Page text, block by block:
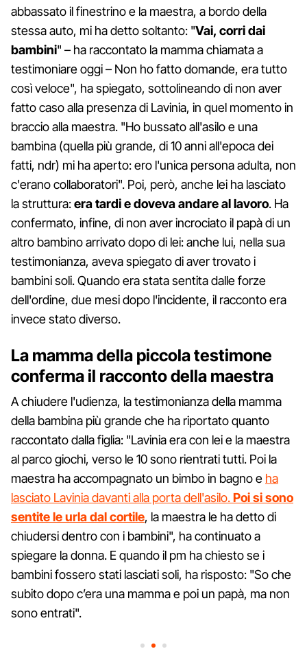
abbassato il finestrino e la maestra, a bordo della
stessa auto, mi ha detto soltanto: "Vai, corri dai
bambini" – ha raccontato la mamma chiamata a
testimoniare oggi – Non ho fatto domande, era tutto
così veloce", ha spiegato, sottolineando di non aver
fatto caso alla presenza di Lavinia, in quel momento in
braccio alla maestra. "Ho bussato all'asilo e una
bambina (quella più grande, di 10 anni all'epoca dei
fatti, ndr) mi ha aperto: ero l'unica persona adulta, non
c'erano collaboratori". Poi, però, anche lei ha lasciato
la struttura:era tardi e doveva andare al lavoro. Ha
confermato, infine, di non aver incrociato il papà di un
altro bambino arrivato dopo di lei: anche lui, nella sua
testimonianza, aveva spiegato di aver trovato i
bambini soli. Quando era stata sentita dalle forze
dell'ordine, due mesi dopo l'incidente, il racconto era
invece stato diverso.
La mamma della piccola testimone
conferma il racconto della maestra
A chiudere l'udienza, la testimonianza della mamma
della bambina più grande che ha riportato quanto
raccontato dalla figlia: "Lavinia era con lei e la maestra
al parco giochi, verso le 10 sono rientrati tutti. Poi la
maestra ha accompagnato un bimbo in bagno e ha
lasciato Lavinia davanti alla porta dell'asilo.Poi si sono
sentite le urla dal cortile, la maestra le ha detto di
chiudersi dentro con i bambini", ha continuato a
spiegare la donna. E quando il pm ha chiesto se i
bambini fossero stati lasciati soli, ha risposto: "So che
subito dopo c’era una mamma e poi un papà, ma non
sono entrati".